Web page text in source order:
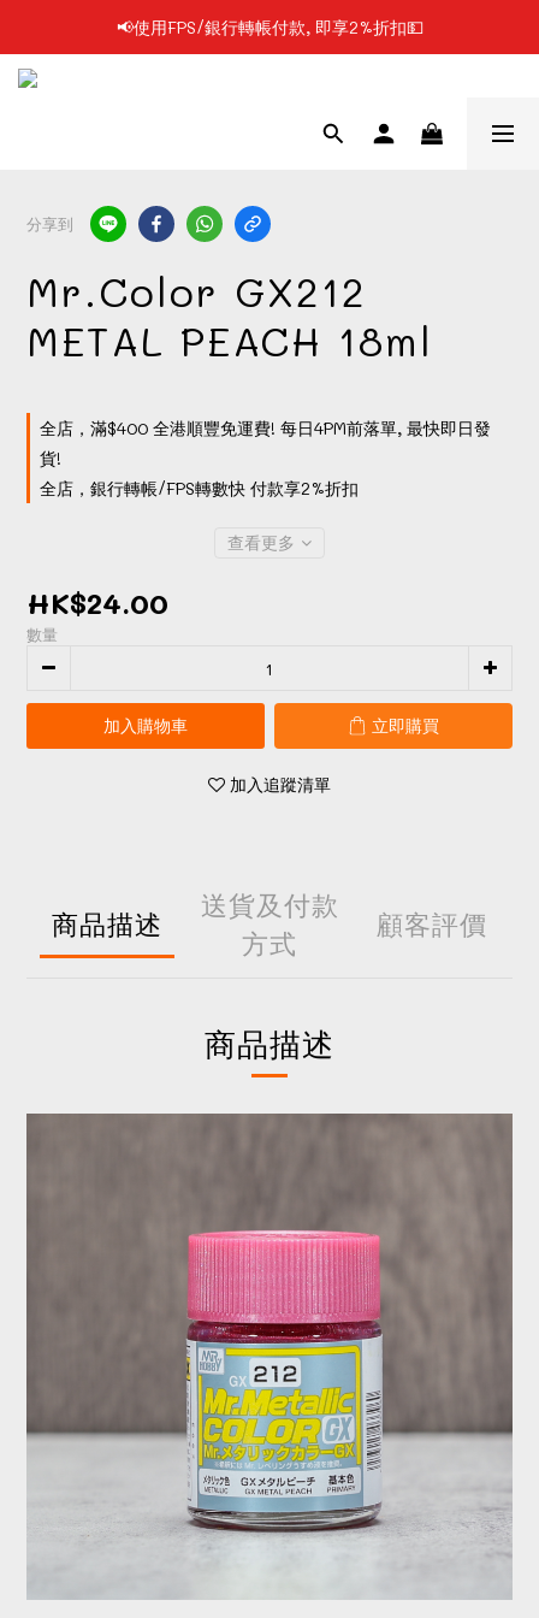
📢凡購物滿$199 順豐自提點免運費📦📦
📢使用FPS/銀行轉帳付款, 即享2%折扣💵
分享到
Mr.Color GX212
METAL PEACH 18ml
全店，滿$400 全港順豐免運費! 每日4PM前落單, 最快即日發
貨!
全店，銀行轉帳/FPS轉數快 付款享2%折扣
查看更多
HK$24.00
數量
加入購物車 立即購買
加入追蹤清單
商品描述
送貨及付款
方式
顧客評價
商品描述